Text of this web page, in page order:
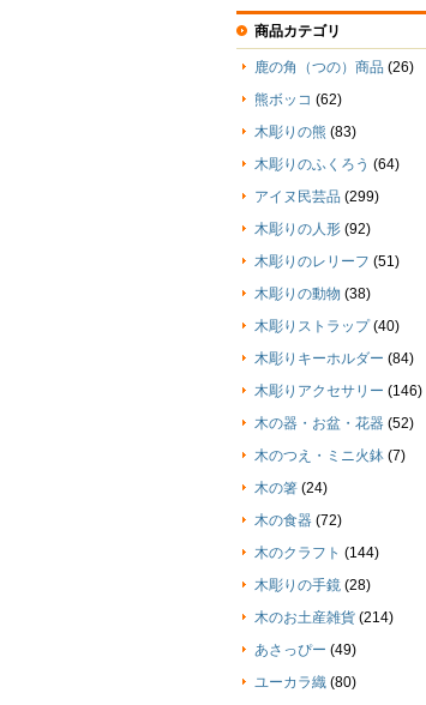
商品カテゴリ
鹿の角（つの）商品 (26)
熊ボッコ (62)
木彫りの熊 (83)
木彫りのふくろう (64)
アイヌ民芸品 (299)
木彫りの人形 (92)
木彫りのレリーフ (51)
木彫りの動物 (38)
木彫りストラップ (40)
木彫りキーホルダー (84)
木彫りアクセサリー (146)
木の器・お盆・花器 (52)
木のつえ・ミニ火鉢 (7)
木の箸 (24)
木の食器 (72)
木のクラフト (144)
木彫りの手鏡 (28)
木のお土産雑貨 (214)
あさっぴー (49)
ユーカラ織 (80)